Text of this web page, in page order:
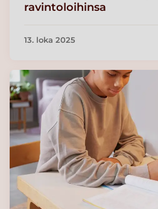
ravintoloihinsa
13. loka 2025